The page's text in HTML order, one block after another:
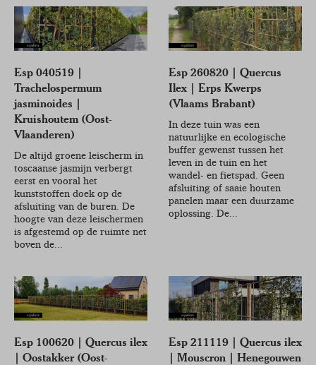
Esp 040519 |
Trachelospermum
jasminoides |
Kruishoutem (Oost-
Vlaanderen)
De altijd groene leischerm in
toscaanse jasmijn verbergt
eerst en vooral het
kunststoffen doek op de
afsluiting van de buren. De
hoogte van deze leischermen
is afgestemd op de ruimte net
boven de...
Esp 260820 | Quercus
Ilex | Erps Kwerps
(Vlaams Brabant)
In deze tuin was een
natuurlijke en ecologische
buffer gewenst tussen het
leven in de tuin en het
wandel- en fietspad. Geen
afsluiting of saaie houten
panelen maar een duurzame
oplossing. De...
Esp 100620 | Quercus ilex
| Oostakker (Oost-
Esp 211119 | Quercus ilex
| Mouscron | Henegouwen